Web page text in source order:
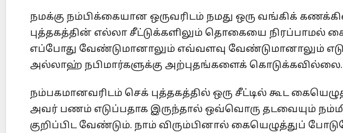
நமக்கு நம்பிக்கையான ஒருவரிடம் நமது ஒரு வங்கிக்
புத்தகத்தின் எல்லா சீட்டுக்களிலும் தொகையை நிரப்பாமல்
எப்போது வேண்டுமானாலும் எவ்வளவு வேண்டுமானாலும்
அல்லாஹ் நபிமார்களுக்கு அற்புதங்களைக் கொடுக்கவில்லை.
நம்பகமானவரிடம் செக் புத்தகத்தில் ஒரு சீட்டில் கூட
அவர் பணம் எடுப்பதாக இருந்தால் ஒவ்வொரு தடவையும்
குறிப்பிட வேண்டும். நாம் விரும்பினால் கையெழுத்துப்